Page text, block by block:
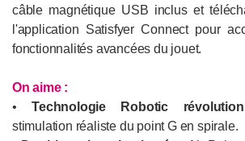
câble magnétique USB inclus et
l'application Satisfyer Connect pour
fonctionnalités avancées du jouet.
On aime :
•Technologie Robotic
stimulation réaliste du point G en spirale.